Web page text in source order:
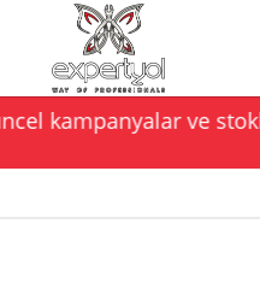
kampanyalar ve